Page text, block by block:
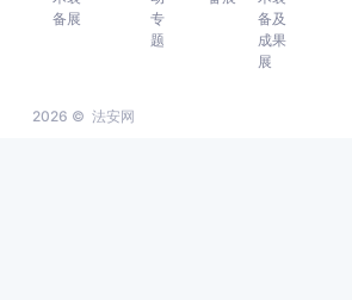
2026 © 法安网
备展
专
题
备及
成果
展